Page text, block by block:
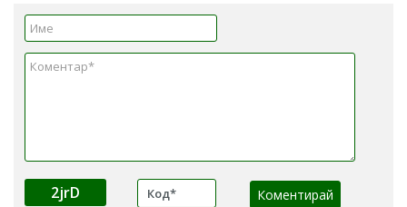
2jrD